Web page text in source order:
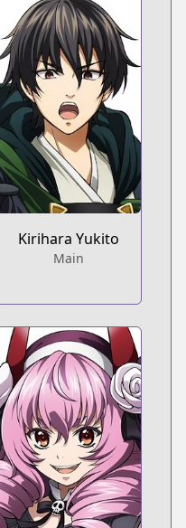
Kirihara Yukito
Main